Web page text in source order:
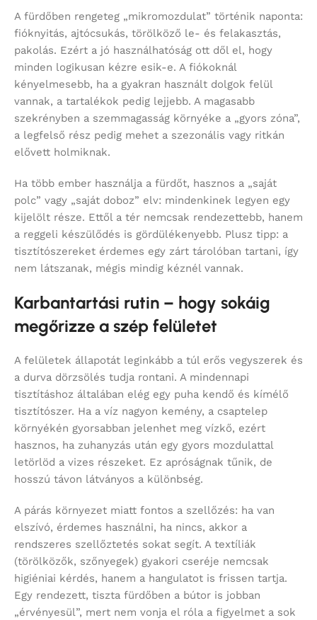
A fürdőben rengeteg „mikromozdulat” történik naponta:
fióknyitás, ajtócsukás, törölköző le- és felakasztás,
pakolás. Ezért a jó használhatóság ott dől el, hogy
minden logikusan kézre esik-e. A fiókoknál
kényelmesebb, ha a gyakran használt dolgok felül
vannak, a tartalékok pedig lejjebb. A magasabb
szekrényben a szemmagasság környéke a „gyors zóna”,
a legfelső rész pedig mehet a szezonális vagy ritkán
elővett holmiknak.
Ha több ember használja a fürdőt, hasznos a „saját
polc” vagy „saját doboz” elv: mindenkinek legyen egy
kijelölt része. Ettől a tér nemcsak rendezettebb, hanem
a reggeli készülődés is gördülékenyebb. Plusz tipp: a
tisztítószereket érdemes egy zárt tárolóban tartani, így
nem látszanak, mégis mindig kéznél vannak.
Karbantartási rutin – hogy sokáig
megőrizze a szép felületet
A felületek állapotát leginkább a túl erős vegyszerek és
a durva dörzsölés tudja rontani. A mindennapi
tisztításhoz általában elég egy puha kendő és kímélő
tisztítószer. Ha a víz nagyon kemény, a csaptelep
környékén gyorsabban jelenhet meg vízkő, ezért
hasznos, ha zuhanyzás után egy gyors mozdulattal
letörlöd a vizes részeket. Ez apróságnak tűnik, de
hosszú távon látványos a különbség.
A párás környezet miatt fontos a szellőzés: ha van
elszívó, érdemes használni, ha nincs, akkor a
rendszeres szellőztetés sokat segít. A textíliák
(törölközők, szőnyegek) gyakori cseréje nemcsak
higiéniai kérdés, hanem a hangulatot is frissen tartja.
Egy rendezett, tiszta fürdőben a bútor is jobban
„érvényesül”, mert nem vonja el róla a figyelmet a sok